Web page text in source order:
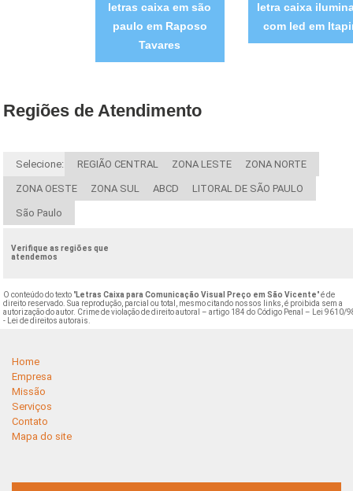
letras caixa em são
paulo em Raposo
Tavares
letra caixa
com led em
Regiões de Atendimento
Selecione: REGIÃO CENTRAL ZONA LESTE ZONA NORTE
ZONA OESTE ZONA SUL ABCD LITORAL DE SÃO PAULO
São Paulo
Verifique as regiões que
atendemos
O conteúdo do texto "Letras Caixa para Comunicação Visual Preço em São Vicente" é de
direito reservado. Sua reprodução, parcial ou total, mesmo citando nossos links, é proibida sem a
autorização do autor. Crime de violação de direito autoral – artigo 184 do Código Penal –
Lei 9610/
- Lei de direitos autorais
Home
Empresa
Missão
Serviços
Contato
Mapa do site